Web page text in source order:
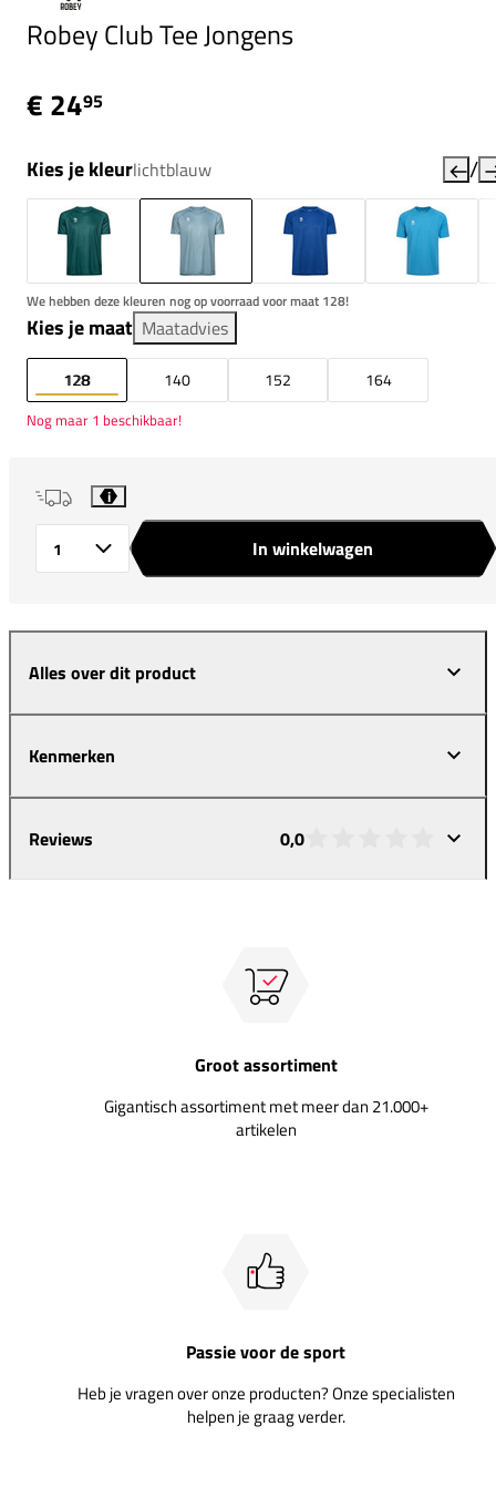
Robey Club Tee Jongens
€ 2495
Kies je kleurlichtblauw /
We hebben deze kleuren nog op voorraad voor maat 128!
Kies je maat Maatadvies
128 140 152 164
Nog maar 1 beschikbaar!
i
In winkelwagen
Alles over dit product
Kenmerken
Reviews 0,0
Groot assortiment
Gigantisch assortiment met meer dan 21.000+
artikelen
Passie voor de sport
Heb je vragen over onze producten? Onze specialisten
helpen je graag verder.